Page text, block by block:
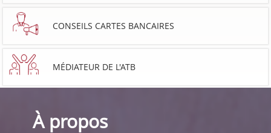
CONSEILS CARTES BANCAIRES
MÉDIATEUR DE L'ATB
À propos